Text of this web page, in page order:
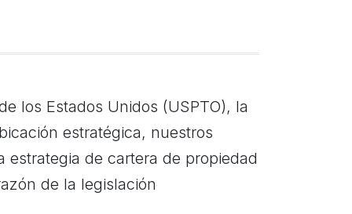
los Estados Unidos (USPTO), la
estratégica, nuestros
de cartera de propiedad
de la legislación